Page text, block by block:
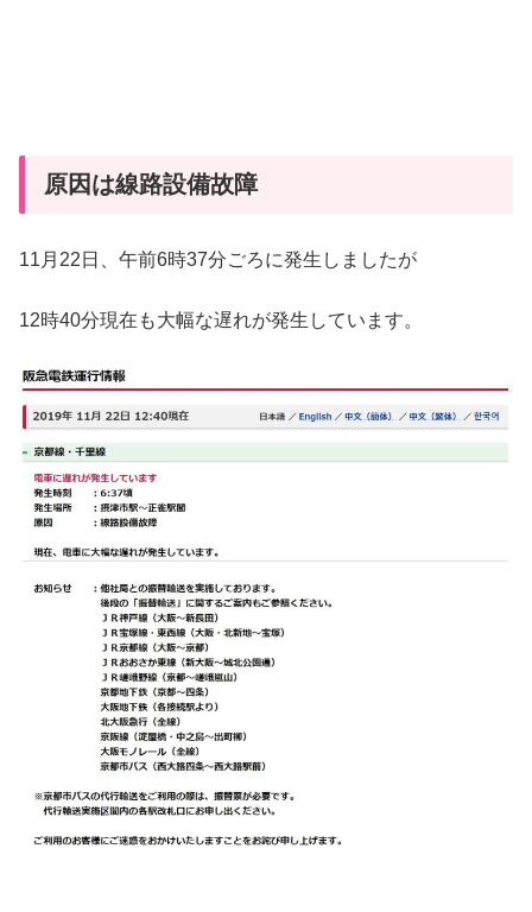
原因は線路設備故障
11月22日、午前6時37分ごろに発生しましたが
12時40分現在も大幅な遅れが発生しています。